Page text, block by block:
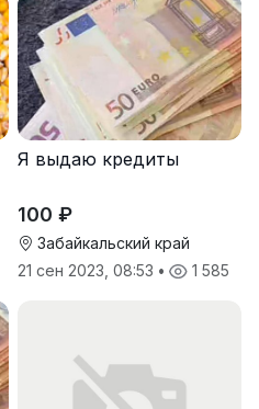
Я выдаю кредиты
100 ₽
Забайкальский край
21 сен 2023, 08:53 • 1 585